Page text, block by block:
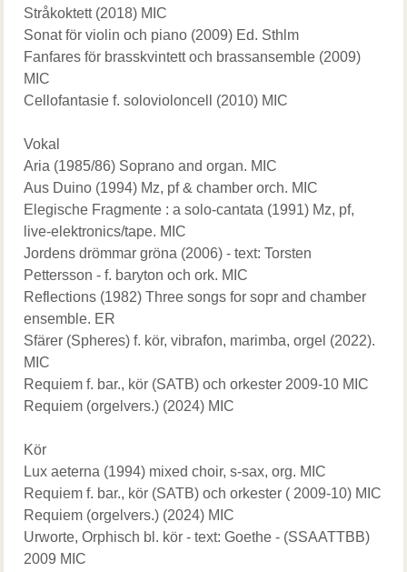
Stråkoktett (2018) MIC
Sonat för violin och piano (2009) Ed. Sthlm
Fanfares för brasskvintett och brassansemble (2009)
MIC
Cellofantasie f. solovioloncell (2010) MIC
Vokal
Aria (1985/86) Soprano and organ. MIC
Aus Duino (1994) Mz, pf & chamber orch. MIC
Elegische Fragmente : a solo-cantata (1991) Mz, pf,
live-elektronics/tape. MIC
Jordens drömmar gröna (2006) - text: Torsten
Pettersson - f. baryton och ork. MIC
Reflections (1982) Three songs for sopr and chamber
ensemble. ER
Sfärer (Spheres) f. kör, vibrafon, marimba, orgel (2022).
MIC
Requiem f. bar., kör (SATB) och orkester 2009-10 MIC
Requiem (orgelvers.) (2024) MIC
Kör
Lux aeterna (1994) mixed choir, s-sax, org. MIC
Requiem f. bar., kör (SATB) och orkester ( 2009-10) MIC
Requiem (orgelvers.) (2024) MIC
Urworte, Orphisch bl. kör - text: Goethe - (SSAATTBB)
2009 MIC